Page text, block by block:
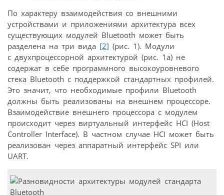
По характеру взаимодействия со внешними
устройствами и приложениями архитектура всех
существующих модулей Bluetooth может быть
разделена на три вида [2] (рис. 1). Модули
с двухпроцессорной архитектурой (рис. 1а) не
содержат в себе программного высокоуровневого
стека Bluetooth с поддержкой стандартных профилей.
Это значит, что необходимые профили Bluetooth
должны быть реализованы на внешнем процессоре.
Взаимодействие внешнего процессора с модулем
происходит через виртуальный интерфейс HCI (Host
Controller Interface). В частном случае HCI может быть
реализован через аппаратный интерфейс SPI или
UART.